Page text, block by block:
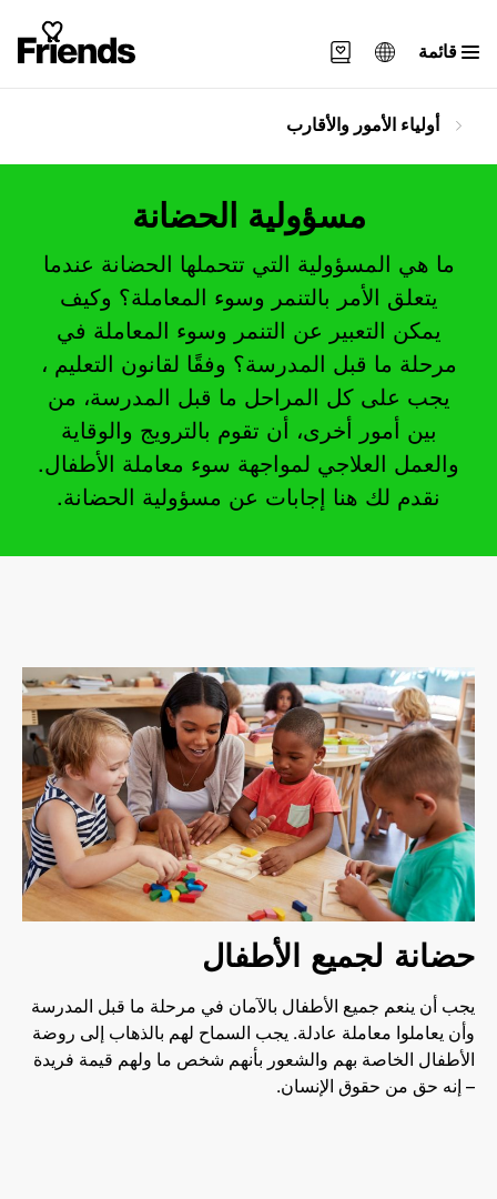
Svenska
قائمة
أولياء الأمور والأقارب
مسؤولية الحضانة
ما هي المسؤولية التي تتحملها الحضانة عندما
يتعلق الأمر بالتنمر وسوء المعاملة؟ وكيف
يمكن التعبير عن التنمر وسوء المعاملة في
مرحلة ما قبل المدرسة؟ وفقًا لقانون التعليم ،
يجب على كل المراحل ما قبل المدرسة، من
بين أمور أخرى، أن تقوم بالترويج والوقاية
والعمل العلاجي لمواجهة سوء معاملة الأطفال.
نقدم لك هنا إجابات عن مسؤولية الحضانة.
حضانة لجميع الأطفال
يجب أن ينعم جميع الأطفال بالآمان في مرحلة ما قبل المدرسة
وأن يعاملوا معاملة عادلة. يجب السماح لهم بالذهاب إلى روضة
الأطفال الخاصة بهم والشعور بأنهم شخص ما ولهم قيمة فريدة
– إنه حق من حقوق الإنسان.